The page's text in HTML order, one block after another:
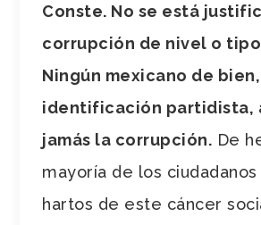
Conste. No se está
corrupción de nivel o
Ningún mexicano de
identificación partidista,
jamás la corrupción. De
mayoría de los
hartos de este cáncer